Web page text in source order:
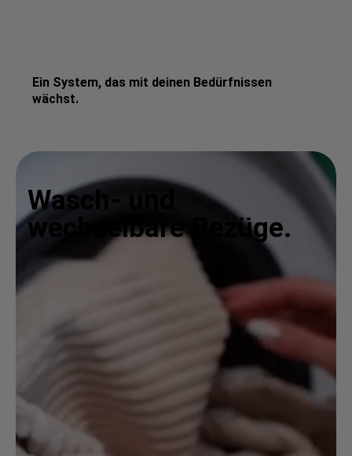
Ein System, das mit deinen Bedürfnissen
wächst.
Wasch- und
wechselbare Bezüge.